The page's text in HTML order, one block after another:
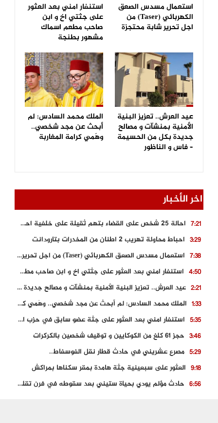
استعمال مسدس الصعق
الكهربائي (Taser) من
اجل تحرير شابة محتجزة
استنفار امني بعد العثور
على جثتي اخ و ابن
صاحب مطعم اسماك
مشهور بطنجة
عيد العرش.. تعزيز البنية
الأمنية بمنشآت و مصالح
جديدة بكل من الحسيمة
– فاس و الناظور
الملك محمد السادس: لم
أبحث عن مجد شخصي..
وهَمي كرامة المغاربة
اخر الأخبار
7:21
احالة 25 شخص على القضاء بتهم ثقيلة على خلفية احداث المناطق الشمالية
3:29 احباط محاولة تهريب 2 اطنان من المخدرات بتارودانت
7:38
استعمال مسدس الصعق الكهربائي (Taser) من اجل تحرير شابة محتجزة
4:50
استنفار امني بعد العثور على جثتي اخ و ابن صاحب مطعم اسماك مشهور بطنجة
2:21
عيد العرش.. تعزيز البنية الأمنية بمنشآت و مصالح جديدة بكل من الحسيمة – فاس و الناظور
1:33
الملك محمد السادس: لم أبحث عن مجد شخصي.. وهَمي كرامة المغاربة
5:35
استنفار امني بعد العثور على جثة عضو سابق في حزب المصباح بالقنيطرة..
3:46 حجز 61 كلغ من الكوكايين و توقيف شخصين بالكركرات
5:29 مصرع عشريني في حادث قطار نقل الفوسفاط..
9:18 العثور على سبعينية جثة هامدة بمقر سكناها بمراكش
6:56
حادث مؤلم يودي بحياة ستيني بعد سقوطه في فرن تقليدي “للجير”